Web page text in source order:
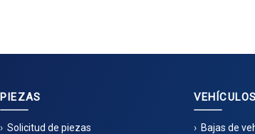
PIEZAS
Solicitud de piezas Bajas de